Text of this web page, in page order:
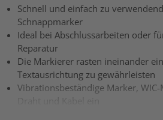
Akzeptieren
powered by
Schnell und einfach zu
Schnappmarker
Ideal bei Abschlussarbeiten oder
Reparatur
Die Markierer rasten ineinander
Textausrichtung zu gewährleisten
Vibrationsbeständige Marker,